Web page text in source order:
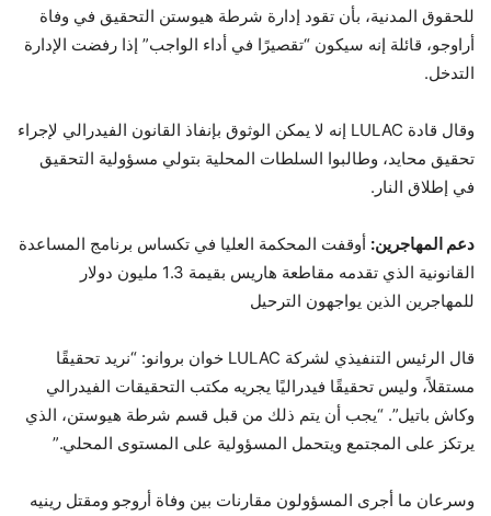
للحقوق المدنية، بأن تقود إدارة شرطة هيوستن التحقيق في وفاة
أراوجو، قائلة إنه سيكون “تقصيرًا في أداء الواجب” إذا رفضت الإدارة
التدخل.
وقال قادة LULAC إنه لا يمكن الوثوق بإنفاذ القانون الفيدرالي لإجراء
تحقيق محايد، وطالبوا السلطات المحلية بتولي مسؤولية التحقيق
في إطلاق النار.
دعم المهاجرين: أوقفت المحكمة العليا في تكساس برنامج المساعدة
القانونية الذي تقدمه مقاطعة هاريس بقيمة 1.3 مليون دولار
للمهاجرين الذين يواجهون الترحيل
قال الرئيس التنفيذي لشركة LULAC خوان بروانو: “نريد تحقيقًا
مستقلاً، وليس تحقيقًا فيدراليًا يجريه مكتب التحقيقات الفيدرالي
وكاش باتيل”. “يجب أن يتم ذلك من قبل قسم شرطة هيوستن، الذي
يرتكز على المجتمع ويتحمل المسؤولية على المستوى المحلي.”
وسرعان ما أجرى المسؤولون مقارنات بين وفاة أروجو ومقتل رينيه